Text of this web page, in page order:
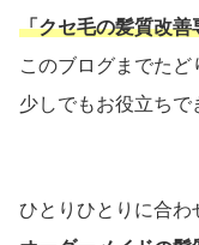
「クセ毛の髪質改善
このブログまでたど
少しでもお役立ちで
ひとりひとりに合わ